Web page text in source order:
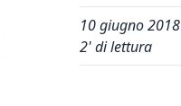
10 giugno 2018
2' di lettura